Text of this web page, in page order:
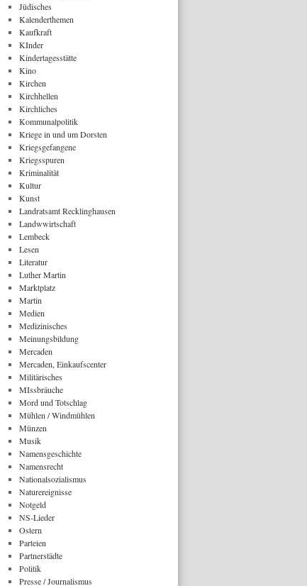
Jüdisches
Kalenderthemen
Kaufkraft
KInder
Kindertagesstätte
Kino
Kirchen
Kirchhellen
Kirchliches
Kommunalpolitik
Kriege in und um Dorsten
Kriegsgefangene
Kriegsspuren
Kriminalität
Kultur
Kunst
Landratsamt Recklinghausen
Landwwirtschaft
Lembeck
Lesen
Literatur
Luther Martin
Marktplatz
Martin
Medien
Medizinisches
Meinungsbildung
Mercaden
Mercaden, Einkaufscenter
Militärisches
MIssbräuche
Mord und Totschlag
Mühlen / Windmühlen
Münzen
Musik
Namensgeschichte
Namensrecht
Nationalsozialismus
Naturereignisse
Notgeld
NS-Lieder
Ostern
Parteien
Partnerstädte
Politik
Presse / Journalismus